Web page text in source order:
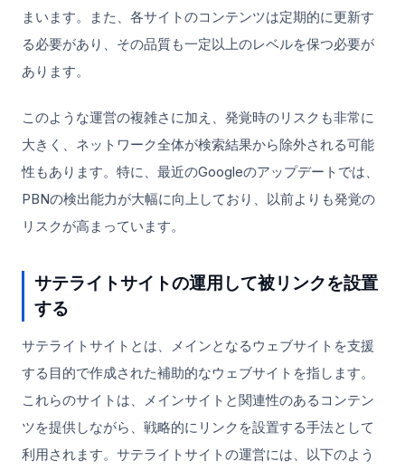
まいます。また、各サイトのコンテンツは定期的に更新す
る必要があり、その品質も一定以上のレベルを保つ必要が
あります。
このような運営の複雑さに加え、発覚時のリスクも非常に
大きく、ネットワーク全体が検索結果から除外される可能
性もあります。特に、最近のGoogleのアップデートでは、
PBNの検出能力が大幅に向上しており、以前よりも発覚の
リスクが高まっています。
サテライトサイトの運用して被リンクを設置
する
サテライトサイトとは、メインとなるウェブサイトを支援
する目的で作成された補助的なウェブサイトを指します。
これらのサイトは、メインサイトと関連性のあるコンテン
ツを提供しながら、戦略的にリンクを設置する手法として
利用されます。サテライトサイトの運営には、以下のよう